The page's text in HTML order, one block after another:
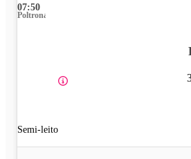
07:50
Poltrona
Semi-leito